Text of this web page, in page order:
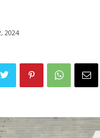
2024